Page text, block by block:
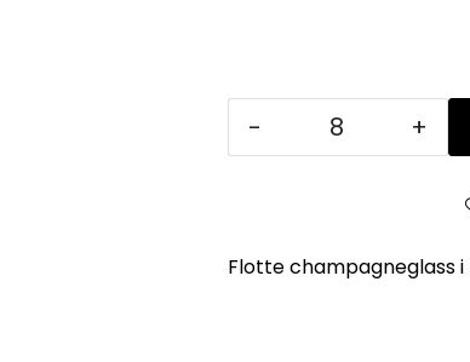
- +
Flotte champagneglass